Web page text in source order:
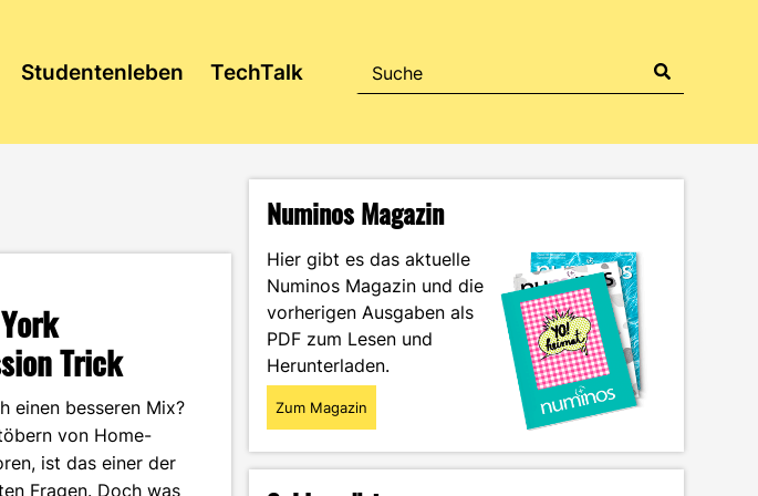
Studentenleben TechTalk
Trick
einen besseren Mix?
von Home-
ist das einer der
Fragen. Doch was
Numinos Magazin
Hier gibt es das aktuelle
Numinos Magazin und die
vorherigen Ausgaben als
PDF zum Lesen und
Herunterladen.
Zum Magazin